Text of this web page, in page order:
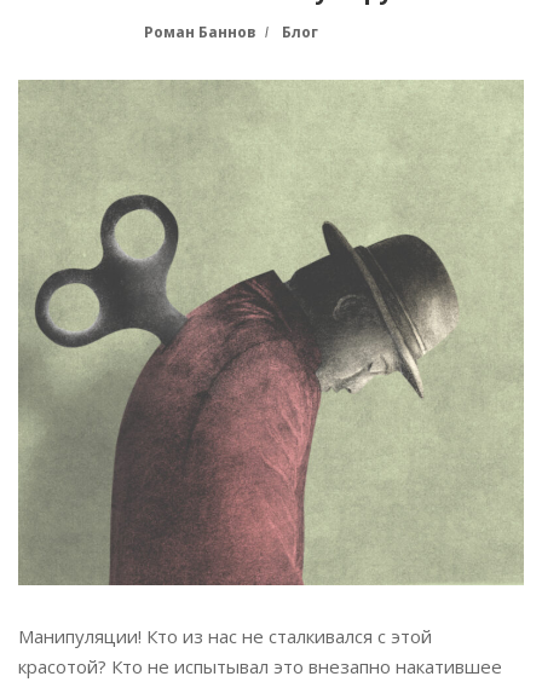
Роман Баннов Блог
Манипуляции! Кто из нас не сталкивался с этой
красотой? Кто не испытывал это внезапно накатившее